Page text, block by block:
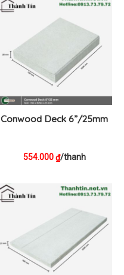
Conwood Deck 6”/25mm
554.000₫/thanh